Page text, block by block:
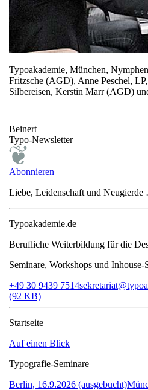
Typoakademie, München,
Fritzsche (AGD), Anne Peschel,
Silbereisen, Kerstin Marr (AGD)
Beinert
Typo-Newsletter
Abonnieren
Liebe, Leidenschaft und
Typoakademie.de
Berufliche Weiterbildung für die
Seminare, Workshops und
+49 30 9439 7514
(92 KB)
Startseite
Auf einen Blick
Typografie-Seminare
Berlin, 16.9.2026 (ausgebucht)